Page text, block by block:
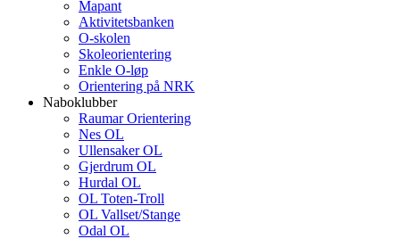
Mapant
Aktivitetsbanken
O-skolen
Skoleorientering
Enkle O-løp
Orientering på NRK
Naboklubber
Raumar Orientering
Nes OL
Ullensaker OL
Gjerdrum OL
Hurdal OL
OL Toten-Troll
OL Vallset/Stange
Odal OL